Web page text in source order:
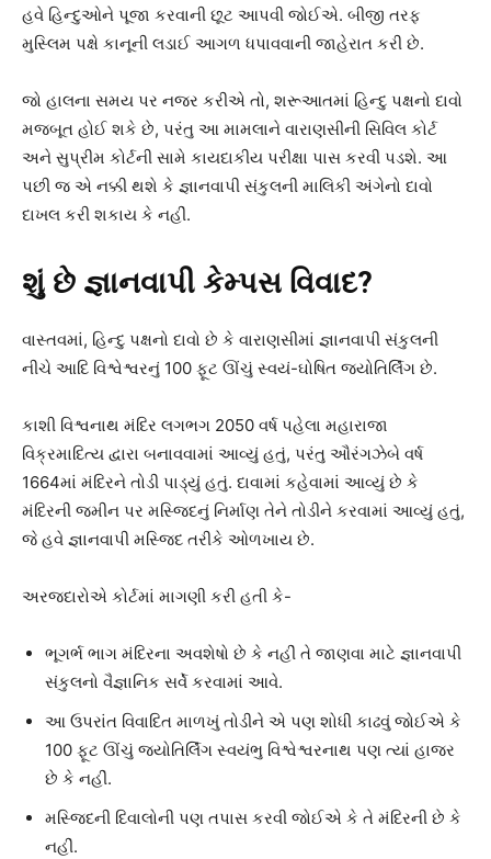
હવે હિન્દુઓને પૂજા કરવાની છૂટ આપવી જોઈએ. બીજી તરફ
મુસ્લિમ પક્ષે કાનૂની લડાઈ આગળ ધપાવવાની જાહેરાત કરી છે.
જો હાલના સમય પર નજર કરીએ તો, શરૂઆતમાં હિન્દુ પક્ષનો દાવો
મજબૂત હોઈ શકે છે, પરંતુ આ મામલાને વારાણસીની સિવિલ કોર્ટ
અને સુપ્રીમ કોર્ટની સામે કાયદાકીય પરીક્ષા પાસ કરવી પડશે. આ
પછી જ એ નક્કી થશે કે જ્ઞાનવાપી સંકુલની માલિકી અંગેનો દાવો
દાખલ કરી શકાય કે નહીં.
શું છે જ્ઞાનવાપી કેમ્પસ વિવાદ?
વાસ્તવમાં, હિન્દુ પક્ષનો દાવો છે કે વારાણસીમાં જ્ઞાનવાપી સંકુલની
નીચે આદિ વિશ્વેશ્વરનું 100 ફૂટ ઊંચું સ્વયં-ઘોષિત જ્યોતિર્લિંગ છે.
કાશી વિશ્વનાથ મંદિર લગભગ 2050 વર્ષ પહેલા મહારાજા
વિક્રમાદિત્ય દ્વારા બનાવવામાં આવ્યું હતું, પરંતુ ઔરંગઝેબે વર્ષ
1664માં મંદિરને તોડી પાડ્યું હતું. દાવામાં કહેવામાં આવ્યું છે કે
મંદિરની જમીન પર મસ્જિદનું નિર્માણ તેને તોડીને કરવામાં આવ્યું હતું,
જે હવે જ્ઞાનવાપી મસ્જિદ તરીકે ઓળખાય છે.
અરજદારોએ કોર્ટમાં માગણી કરી હતી કે-
ભૂગર્ભ ભાગ મંદિરના અવશેષો છે કે નહીં તે જાણવા માટે જ્ઞાનવાપી
સંકુલનો વૈજ્ઞાનિક સર્વે કરવામાં આવે.
આ ઉપરાંત વિવાદિત માળખું તોડીને એ પણ શોધી કાઢવું ​​જોઈએ કે
100 ફૂટ ઊંચું જ્યોતિર્લિંગ સ્વયંભુ વિશ્વેશ્વરનાથ પણ ત્યાં હાજર
છે કે નહીં.
મસ્જિદની દિવાલોની પણ તપાસ કરવી જોઈએ કે તે મંદિરની છે કે
નહીં.